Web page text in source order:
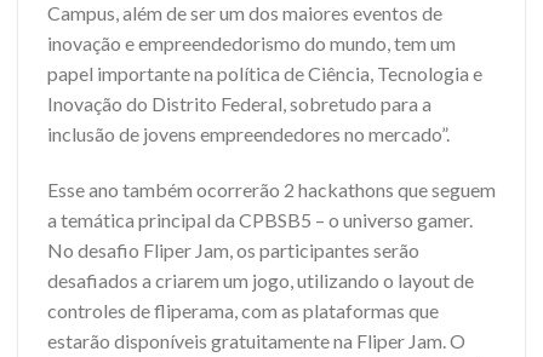
Campus, além de ser um dos maiores eventos de
inovação e empreendedorismo do mundo, tem um
papel importante na política de Ciência, Tecnologia e
Inovação do Distrito Federal, sobretudo para a
inclusão de jovens empreendedores no mercado”.
Esse ano também ocorrerão 2 hackathons que seguem
a temática principal da CPBSB5 – o universo gamer.
No desafio Fliper Jam, os participantes serão
desafiados a criarem um jogo, utilizando o layout de
controles de fliperama, com as plataformas que
estarão disponíveis gratuitamente na Fliper Jam. O